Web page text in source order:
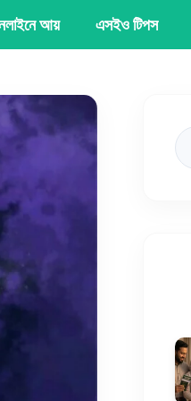
আয় এসইও টিপস